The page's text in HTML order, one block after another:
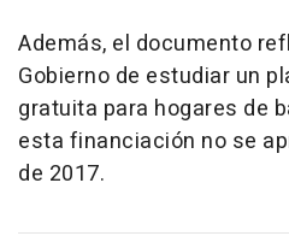
Además, el documento
Gobierno de estudiar un
gratuita para hogares de
esta financiación no se
de 2017.